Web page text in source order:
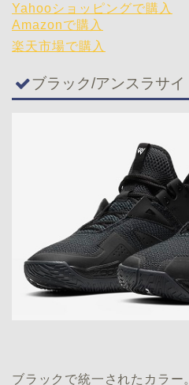
Yahooショッピングで購入
Amazonで購入
楽天市場で購入
ブラック/アンスラサイ
ブラックで統一されたカラー